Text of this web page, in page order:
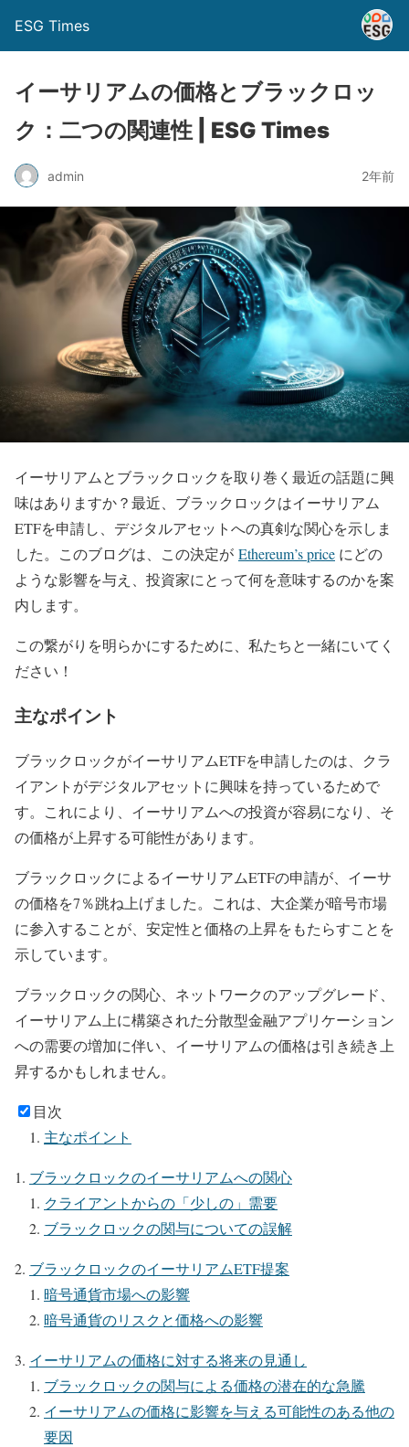
ESG Times
イーサリアムの価格とブラックロッ
ク：二つの関連性 | ESG Times
admin 2年前
イーサリアムとブラックロックを取り巻く最近の話題に興
味はありますか？最近、ブラックロックはイーサリアム
ETFを申請し、デジタルアセットへの真剣な関心を示しま
した。このブログは、この決定が Ethereum’s price にどの
ような影響を与え、投資家にとって何を意味するのかを案
内します。
この繋がりを明らかにするために、私たちと一緒にいてく
ださい！
主なポイント
ブラックロックがイーサリアムETFを申請したのは、クラ
イアントがデジタルアセットに興味を持っているためで
す。これにより、イーサリアムへの投資が容易になり、そ
の価格が上昇する可能性があります。
ブラックロックによるイーサリアムETFの申請が、イーサ
の価格を7％跳ね上げました。これは、大企業が暗号市場
に参入することが、安定性と価格の上昇をもたらすことを
示しています。
ブラックロックの関心、ネットワークのアップグレード、
イーサリアム上に構築された分散型金融アプリケーション
への需要の増加に伴い、イーサリアムの価格は引き続き上
昇するかもしれません。
目次
主なポイント
ブラックロックのイーサリアムへの関心
クライアントからの「少しの」需要
ブラックロックの関与についての誤解
ブラックロックのイーサリアムETF提案
暗号通貨市場への影響
暗号通貨のリスクと価格への影響
イーサリアムの価格に対する将来の見通し
ブラックロックの関与による価格の潜在的な急騰
イーサリアムの価格に影響を与える可能性のある他の
要因